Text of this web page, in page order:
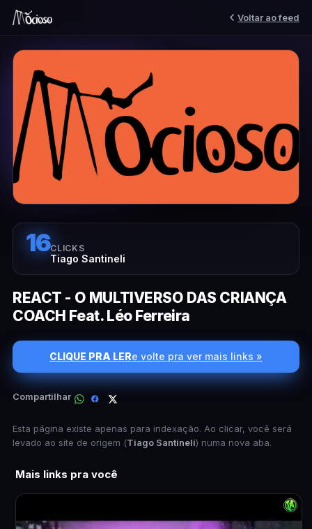
Voltar ao feed
16CLICKS
Tiago Santineli
REACT - O MULTIVERSO DAS CRIANÇA
COACH Feat. Léo Ferreira
CLIQUE PRA LERe volte pra ver mais links »
Compartilhar
Esta página existe apenas para indexação. Ao clicar, você será
levado ao site de origem (Tiago Santineli) numa nova aba.
Mais links pra você